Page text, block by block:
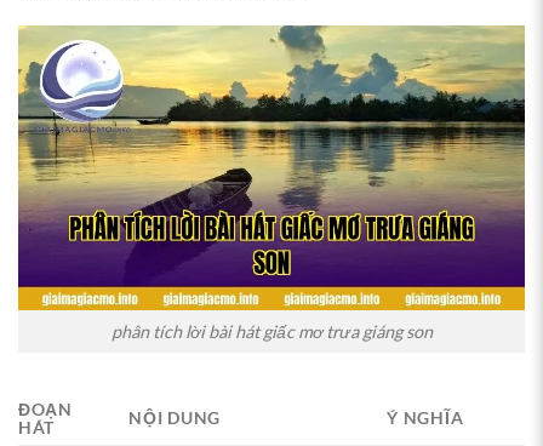
phân tích lời bài hát giấc mơ trưa giáng son
ĐOẠN
HÁT
NỘI DUNG Ý NGHĨA